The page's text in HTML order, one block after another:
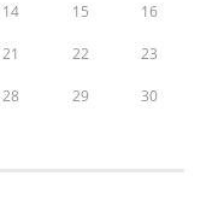
14 15 16
21 22 23
28 29 30